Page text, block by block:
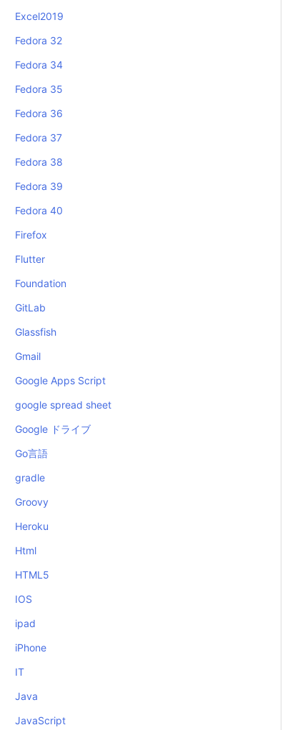
Excel2019
Fedora 32
Fedora 34
Fedora 35
Fedora 36
Fedora 37
Fedora 38
Fedora 39
Fedora 40
Firefox
Flutter
Foundation
GitLab
Glassfish
Gmail
Google Apps Script
google spread sheet
Google ドライブ
Go言語
gradle
Groovy
Heroku
Html
HTML5
IOS
ipad
iPhone
IT
Java
JavaScript